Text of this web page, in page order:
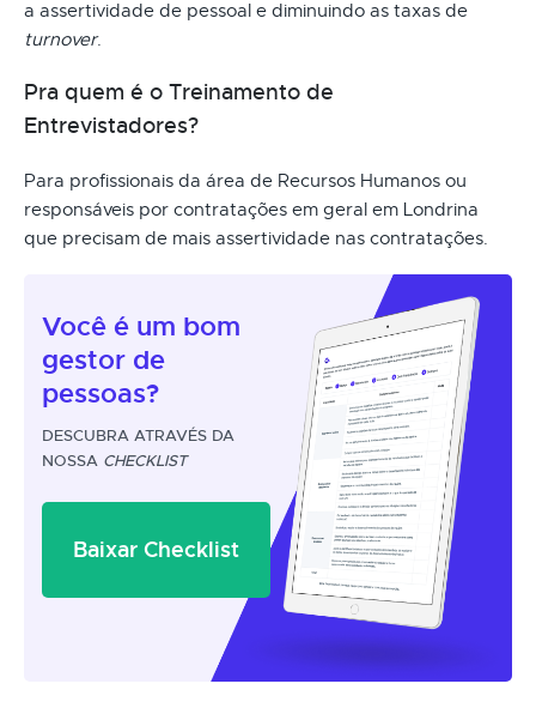
a assertividade de pessoal e diminuindo as taxas de
turnover.
Pra quem é o Treinamento de
Entrevistadores?
Para profissionais da área de Recursos Humanos ou
responsáveis por contratações em geral em Londrina
que precisam de mais assertividade nas contratações.
Você é um bom
gestor de
pessoas?
DESCUBRA ATRAVÉS DA
NOSSA CHECKLIST
Baixar Checklist